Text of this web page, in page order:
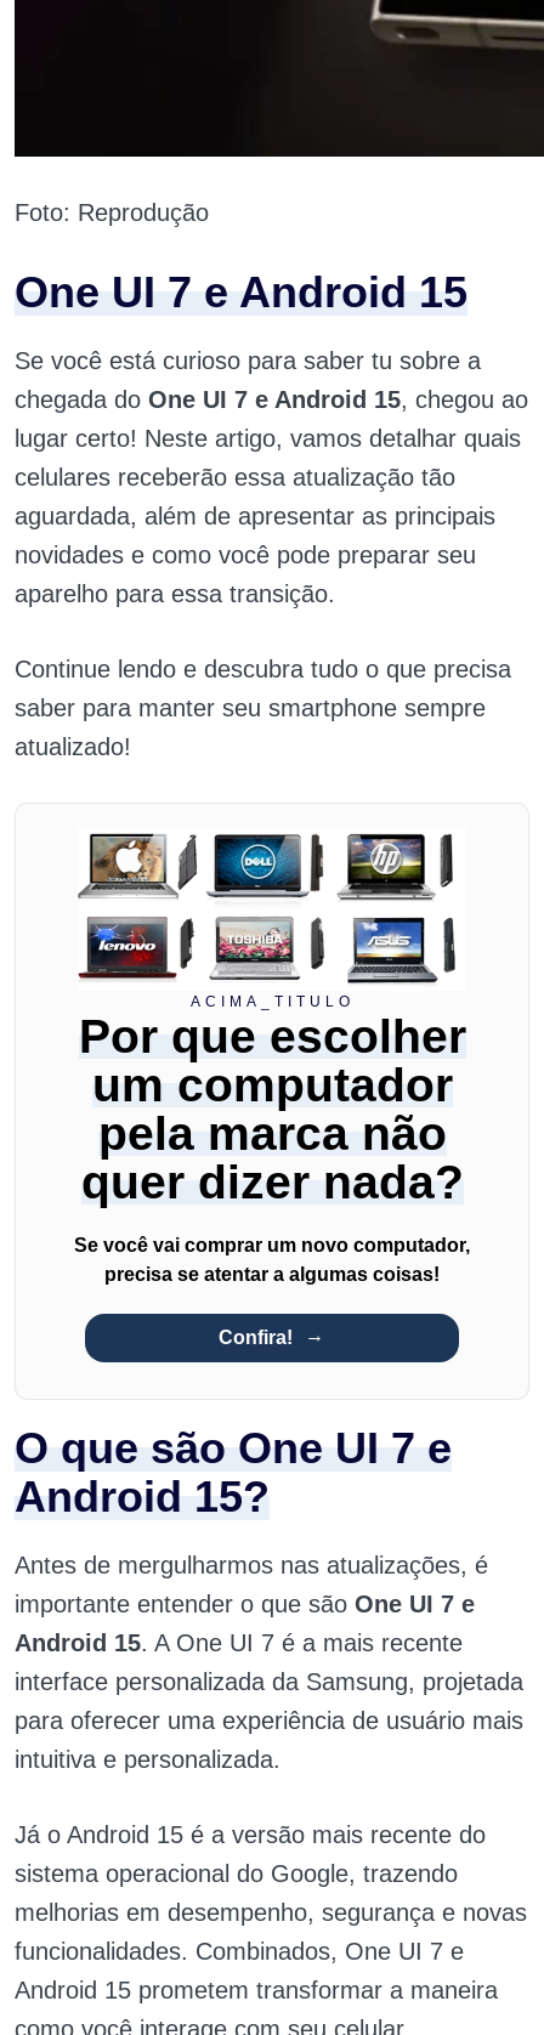
Foto: Reprodução
One UI 7 e Android 15
Se você está curioso para saber tu sobre a
chegada do One UI 7 e Android 15, chegou ao
lugar certo! Neste artigo, vamos detalhar quais
celulares receberão essa atualização tão
aguardada, além de apresentar as principais
novidades e como você pode preparar seu
aparelho para essa transição.
Continue lendo e descubra tudo o que precisa
saber para manter seu smartphone sempre
atualizado!
ACIMA_TITULO
Por que escolher
um computador
pela marca não
quer dizer nada?
Se você vai comprar um novo computador,
precisa se atentar a algumas coisas!
Confira!
O que são One UI 7 e
Android 15?
Antes de mergulharmos nas atualizações, é
importante entender o que são One UI 7 e
Android 15. A One UI 7 é a mais recente
interface personalizada da Samsung, projetada
para oferecer uma experiência de usuário mais
intuitiva e personalizada.
Já o Android 15 é a versão mais recente do
sistema operacional do Google, trazendo
melhorias em desempenho, segurança e novas
funcionalidades. Combinados, One UI 7 e
Android 15 prometem transformar a maneira
como você interage com seu celular,